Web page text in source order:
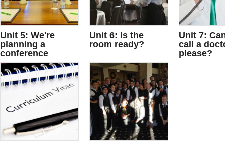
Unit 5: We're
planning a
conference
Unit 6: Is the
room ready?
Unit 7:
call a
please?